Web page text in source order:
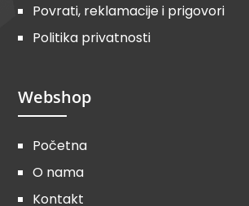
Povrati, reklamacije i prigovori
Politika privatnosti
Webshop
Početna
O nama
Kontakt